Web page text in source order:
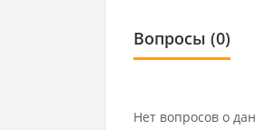
Вопросы (0)
Нет вопросов о